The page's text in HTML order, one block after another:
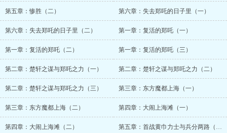
第五章：惨胜（二） 第六章：失去郑吒的日子里（一）
第六章：失去郑吒的日子里（二） 第一章：复活的郑吒（一）
第一章：复活的郑吒（二） 第一章：复活的郑吒（三）
第二章：楚轩之谋与郑吒之力（一） 第二章：楚轩之谋与郑吒之力（二）
第二章：楚轩之谋与郑吒之力（三） 第三章：东方魔都上海（一）
第三章：东方魔都上海（二） 第四章：大闹上海滩（一）
第四章：大闹上海滩（二） 第五章：首战黄巾力士与兵分两路（一）